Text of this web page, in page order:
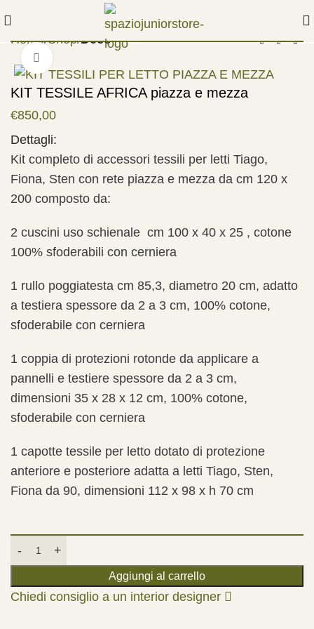
Home Shop Deco
Clicca per ingrandire
KIT TESSILE AFRICA piazza e mezza
€850,00
Dettagli:
Kit completo di accessori tessili per letti Tiago,
Fiona, Sten con rete piazza e mezza da cm 120 x
200 composto da:
2 cuscini uso schienale cm 100 x 40 x 25 , cotone
100% sfoderabili con cerniera
1 rullo poggiatesta cm 85,3, diametro 20 cm, adatto
a testiera spessore da 2 a 3 cm, 100% cotone,
sfoderabile con cerniera
1 coppia di protezioni rotonde da applicare a
pannelli e testiere spessore da 2 a 3 cm,
dimensioni 35 x 28 x 12 cm, 100% cotone,
sfoderabile con cerniera
1 capotte tessile per letto dotato di protezione
anteriore e posteriore adatta a letti Tiago, Sten,
Fiona da 90, dimensioni 112 x 98 x h 70 cm
Aggiungi al carrello
Chiedi consiglio a un interior designer